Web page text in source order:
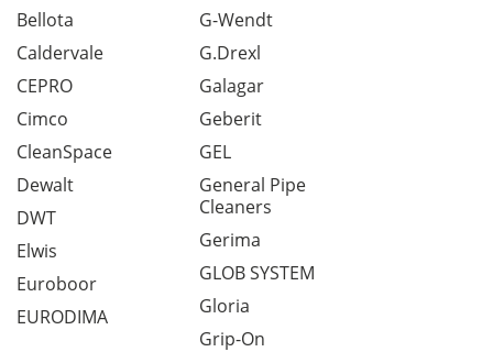
Bellota
Caldervale
CEPRO
Cimco
CleanSpace
Dewalt
DWT
Elwis
Euroboor
EURODIMA
G-Wendt
G.Drexl
Galagar
Geberit
GEL
General Pipe
Cleaners
Gerima
GLOB SYSTEM
Gloria
Grip-On